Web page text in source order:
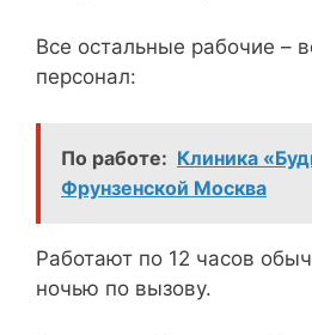
Все остальные рабочие –
персонал:
По работе: Клиника
Фрунзенской Москва
Работают по 12 часов
ночью по вызову.